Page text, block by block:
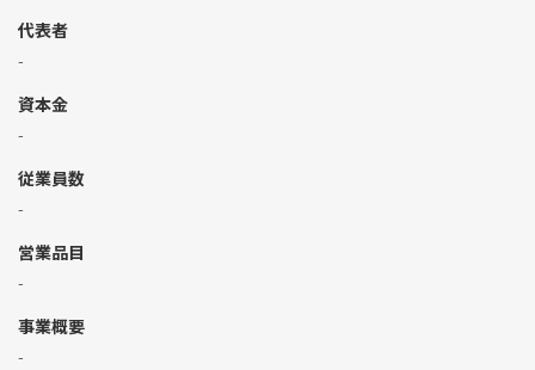
代表者
-
資本金
-
従業員数
-
営業品目
-
事業概要
-